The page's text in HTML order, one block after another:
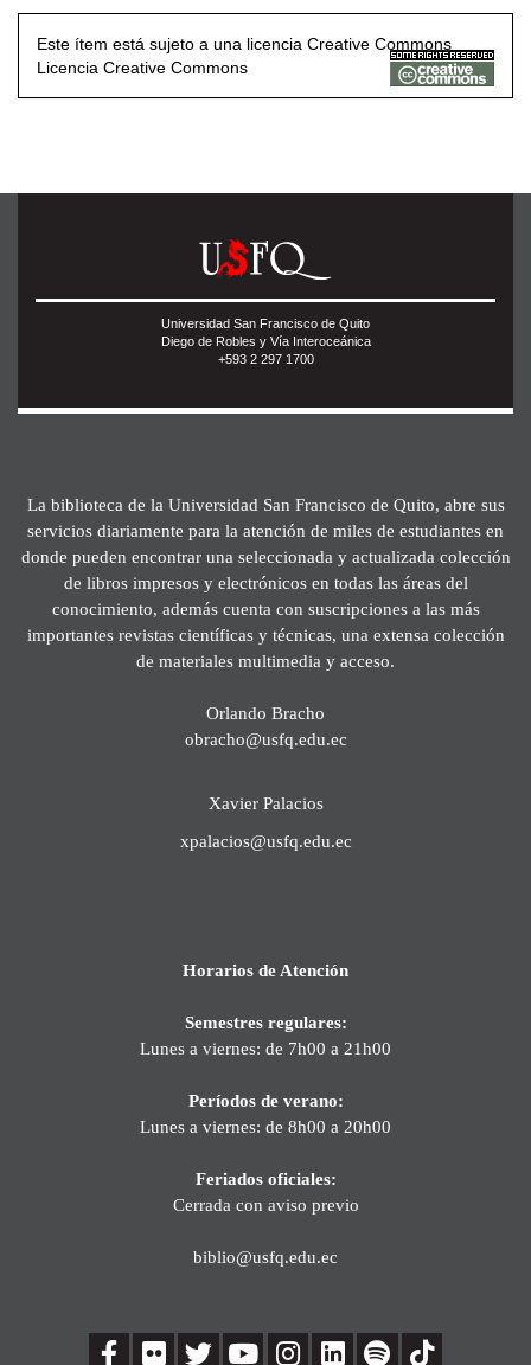
Este ítem está sujeto a una licencia Creative Commons
Licencia Creative Commons
Universidad San Francisco de Quito
Diego de Robles y Vía Interoceánica
+593 2 297 1700
La biblioteca de la Universidad San Francisco de Quito, abre sus
servicios diariamente para la atención de miles de estudiantes en
donde pueden encontrar una seleccionada y actualizada colección
de libros impresos y electrónicos en todas las áreas del
conocimiento, además cuenta con suscripciones a las más
importantes revistas científicas y técnicas, una extensa colección
de materiales multimedia y acceso.
Orlando Bracho
obracho@usfq.edu.ec
Xavier Palacios
xpalacios@usfq.edu.ec
Horarios de Atención
Semestres regulares:
Lunes a viernes: de 7h00 a 21h00
Períodos de verano:
Lunes a viernes: de 8h00 a 20h00
Feriados oficiales:
Cerrada con aviso previo
biblio@usfq.edu.ec